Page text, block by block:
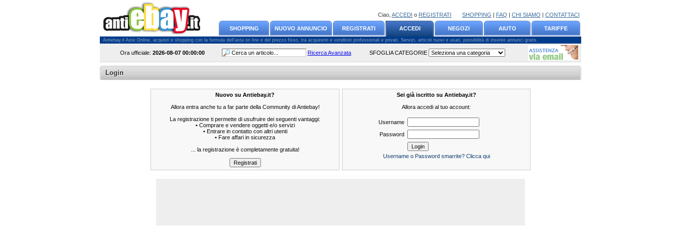
Ciao, ACCEDI o REGISTRATI SHOPPING | FAQ | CHI SIAMO | CONTATTACI
SHOPPING NUOVO ANNUNCIO REGISTRATI ACCEDI NEGOZI AIUTO TARIFFE
Antiebay.it Aste Online, acquisti e shopping con la formula dell'asta on line e del prezzo fisso, tra acquirenti e venditori professionali e privati. Servizi, articoli nuovi e usati, possibilità di inserire annunci gratis.
Ora ufficiale: 2026-08-07 00:00:00 Ricerca Avanzata SFOGLIA CATEGORIE
Login
Nuovo su Antiebay.it?
Allora entra anche tu a far parte della Community di Antiebay!
La registrazione ti permette di usufruire dei seguenti vantaggi:
• Comprare e vendere oggetti e/o servizi
• Entrare in contatto con altri utenti
• Fare affari in sicurezza
... la registrazione è completamente gratuita!
Sei già iscritto su Antiebay.it?
Allora accedi al tuo account:
Username
Password
Username o Password smarrite? Clicca qui